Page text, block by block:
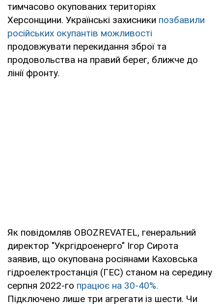
тимчасово окупованих територіях
Херсонщини. Українські захисники позбавили
російських окупантів можливості
продовжувати перекидання зброї та
продовольства на правий берег, ближче до
лінії фронту.
Як повідомляв OBOZREVATEL, генеральний
директор "Укргідроенерго" Ігор Сирота
заявив, що окупована росіянами Каховська
гідроелектростанція (ГЕС) станом на середину
серпня 2022-го працює на 30-40%.
Підключено лише три агрегати із шести. Чи